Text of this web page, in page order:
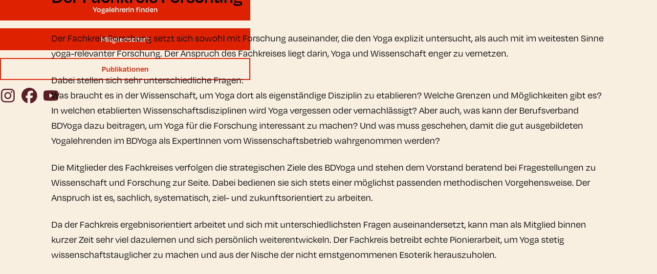
YogalehrerIn finden
Mitgliedschaft
Publikationen
InstagramFacebookYouTube
Der Fachkreis Forschung setzt sich sowohl mit Forschung auseinander, die den Yoga explizit untersucht, als auch mit im weitesten Sinne
yoga-relevanter Forschung. Der Anspruch des Fachkreises liegt darin, Yoga und Wissenschaft enger zu vernetzen.
Dabei stellen sich sehr unterschiedliche Fragen:
Was braucht es in der Wissenschaft, um Yoga dort als eigenständige Disziplin zu etablieren? Welche Grenzen und Möglichkeiten gibt es?
In welchen etablierten Wissenschaftsdisziplinen wird Yoga vergessen oder vernachlässigt? Aber auch, was kann der Berufsverband
BDYoga dazu beitragen, um Yoga für die Forschung interessant zu machen? Und was muss geschehen, damit die gut ausgebildeten
Yogalehrenden im BDYoga als ExpertInnen vom Wissenschaftsbetrieb wahrgenommen werden?
Die Mitglieder des Fachkreises verfolgen die strategischen Ziele des BDYoga und stehen dem Vorstand beratend bei Fragestellungen zu
Wissenschaft und Forschung zur Seite. Dabei bedienen sie sich stets einer möglichst passenden methodischen Vorgehensweise. Der
Anspruch ist es, sachlich, systematisch, ziel- und zukunftsorientiert zu arbeiten.
Da der Fachkreis ergebnisorientiert arbeitet und sich mit unterschiedlichsten Fragen auseinandersetzt, kann man als Mitglied binnen
kurzer Zeit sehr viel dazulernen und sich persönlich weiterentwickeln. Der Fachkreis betreibt echte Pionierarbeit, um Yoga stetig
wissenschaftstauglicher zu machen und aus der Nische der nicht ernstgenommenen Esoterik herauszuholen.